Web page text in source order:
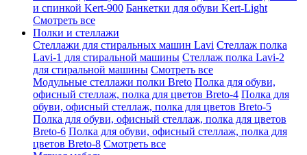
и спинкой Kert-900 Банкетки для обуви Kert-Light
Смотреть все
Полки и стеллажи
Стеллажи для стиральных машин Lavi Стеллаж полка
Lavi-1 для стиральной машины Стеллаж полка Lavi-2
для стиральной машины Смотреть все
Модульные стеллажи полки Breto Полка для обуви,
офисный стеллаж, полка для цветов Breto-4 Полка для
обуви, офисный стеллаж, полка для цветов Breto-5
Полка для обуви, офисный стеллаж, полка для цветов
Breto-6 Полка для обуви, офисный стеллаж, полка для
цветов Breto-8 Смотреть все